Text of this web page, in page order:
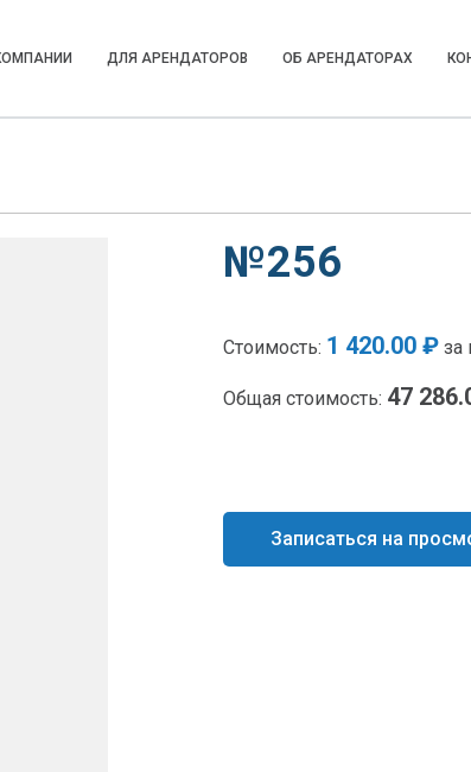
ДЛЯ АРЕНДАТОРОВ ОБ АРЕНДАТОРАХ
№256
Стоимость: 1 420.00 ₽ за
Общая стоимость: 47
Записаться на